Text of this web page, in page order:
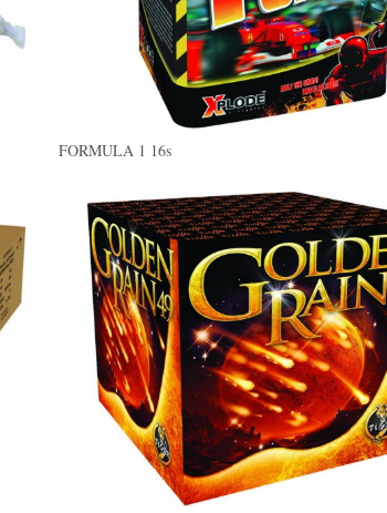
FORMULA 1 16s